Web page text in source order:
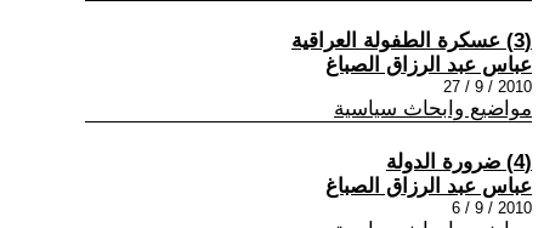
(3) عسكرة الطفولة العراقية
عباس عبد الرزاق الصباغ
2010 / 9 / 27
مواضيع وابحاث سياسية
(4) ضرورة الدولة
عباس عبد الرزاق الصباغ
2010 / 9 / 6